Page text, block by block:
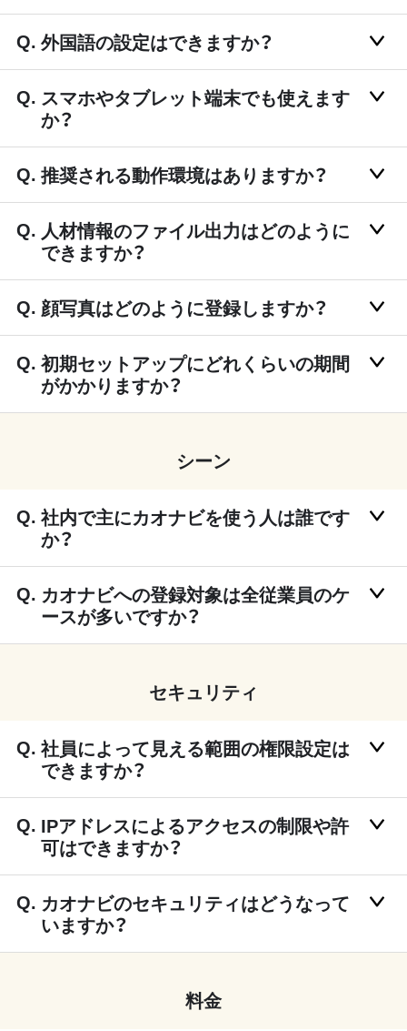
外国語の設定はできますか？
スマホやタブレット端末でも使えます
か？
推奨される動作環境はありますか？
人材情報のファイル出力はどのように
できますか？
顔写真はどのように登録しますか？
初期セットアップにどれくらいの期間
がかかりますか？
シーン
社内で主にカオナビを使う人は誰です
か？
カオナビへの登録対象は全従業員のケ
ースが多いですか？
セキュリティ
社員によって見える範囲の権限設定は
できますか？
IPアドレスによるアクセスの制限や許
可はできますか？
カオナビのセキュリティはどうなって
いますか？
料金